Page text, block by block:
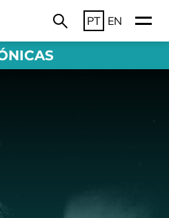
PT EN